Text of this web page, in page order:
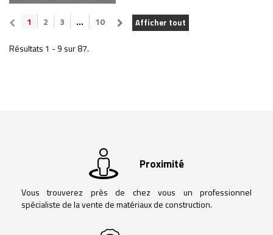
Afficher tout
1 2 3 ... 10
Résultats 1 - 9 sur 87.
Proximité
Vous trouverez près de chez vous un professionnel
spécialiste de la vente de matériaux de construction.